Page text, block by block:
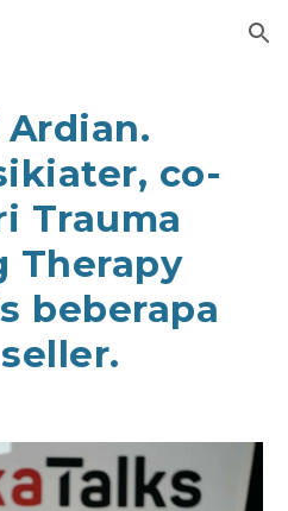
Skip to navigation
Ardian.
co-
Trauma
Therapy
beberapa